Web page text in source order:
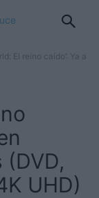
El reino caído’: Ya a
UHD)